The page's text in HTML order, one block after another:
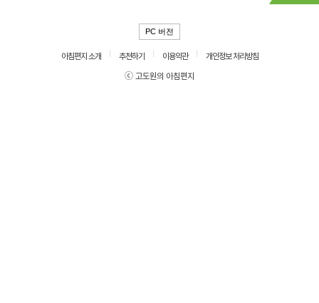
PC 버전
아침편지 소개 추천하기 이용약관
개인정보 처리방침
ⓒ 고도원의 아침편지